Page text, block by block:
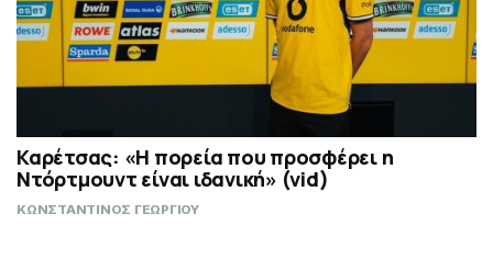
Καρέτσας: «Η πορεία που προσφέρει η
Ντόρτμουντ είναι ιδανική» (vid)
ΚΩΝΣΤΑΝΤΙΝΟΣ ΓΕΩΡΓΙΟΥ